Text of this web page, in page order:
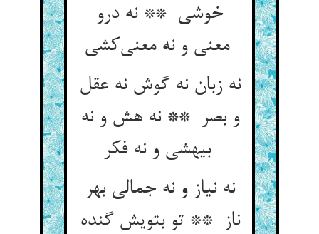
خوشی ** نه درو
معنی و نه معنی‌کشی
نه زبان نه گوش نه عقل
و بصر ** نه هش و نه
بیهشی و نه فکر
نه نیاز و نه جمالی بهر
ناز ** تو بتویش گنده